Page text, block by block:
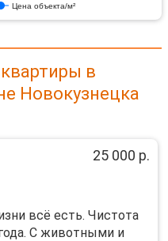
Цена объекта/м²
в
Новокузнецка
25 000 р.
всё есть. Чистота
С животными и